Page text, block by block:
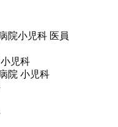
院小児科 医員
児科
院 小児科